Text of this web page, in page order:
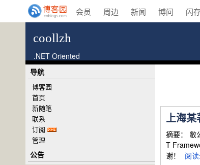
会员 周边 新闻 博问 闪
coollzh
.NET Oriented
上海
摘要： 敝
T
谢！
阅
导航
博客园
首页
新随笔
联系
订阅
管理
公告